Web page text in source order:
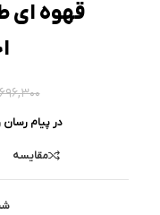
قهوه ای
در پیام
مقایسه